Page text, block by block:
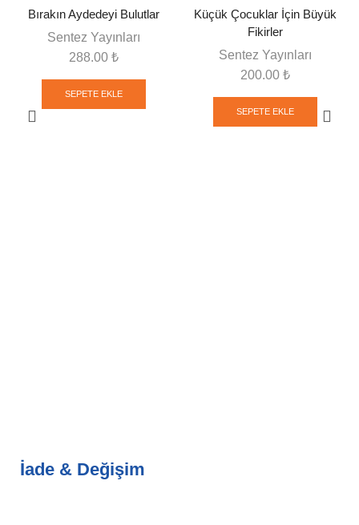
Bırakın Aydedeyi Bulutlar
Sentez Yayınları
288.00 ₺
SEPETE EKLE
Küçük Çocuklar İçin Büyük
Fikirler
Sentez Yayınları
200.00 ₺
SEPETE EKLE
İade & Değişim